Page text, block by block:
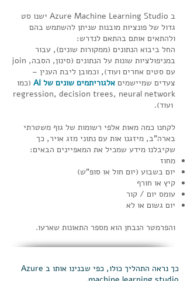
ב Azure Machine Learning Studio ישנו סט
גדול של פונציות מובנות שניתן להשתמש בהם
ולהתאים אותם בהתאם לנדרש:
החל ביבוא הנתונים (ממקורות שונים), עבור
במניפולציות שונות על הנתונים (סינון, הסבה, join
עם סטים אחרים ועוד), וכמובן ליבת הענין –
צעדים שמיישמים אלגוריתמים שונים של AI
(כמו
regression, decision trees, neural network
ועוד).
לקחנו כמה מאות אלפי רשומות של גוף משטרתי
בארה"ב, מיזגנו אות עם נתוני מזג אויר​, כך
שקיבלנו מידע שמכיל את המאפיינים הבאים:
מחוז
יום בשבוע (יום חול או סופ"ש)
קיץ או חורף
עומס יום / קור​
יום גשום או לא
והפרמטר הנבחן הוא מספר התאונות שארעו.​​​​
כך נראה התהליך כולו, כפי שבנינו אותו ב Azure